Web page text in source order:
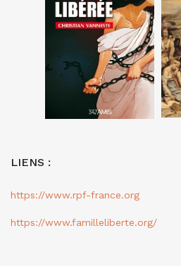
LIENS :
https://www.rpf-france.org
https://www.familleliberte.org/